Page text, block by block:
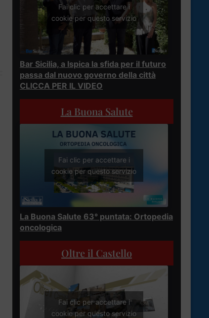
Fai clic per accettare i
cookie per questo servizio
Bar Sicilia, a Ispica la sfida per il futuro
passa dal nuovo governo della città
CLICCA PER IL VIDEO
La Buona Salute
Fai clic per accettare i
cookie per questo servizio
La Buona Salute 63° puntata: Ortopedia
oncologica
Oltre il Castello
Fai clic per accettare i
cookie per questo servizio